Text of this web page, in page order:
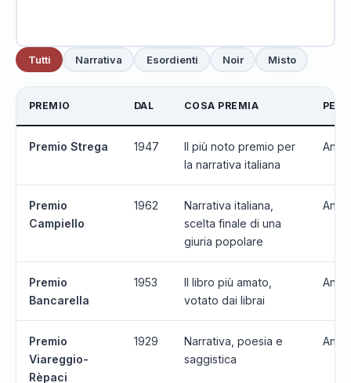
Tutti Narrativa Esordienti Noir Misto
PREMIO DAL COSA PREMIA
Premio Strega 1947
Il più noto premio per
la narrativa italiana
Premio
Campiello
1962
Narrativa italiana,
scelta finale di una
giuria popolare
Premio
Bancarella
1953
Il libro più amato,
votato dai librai
Premio
Viareggio-
Rèpaci
1929
Narrativa, poesia e
saggistica